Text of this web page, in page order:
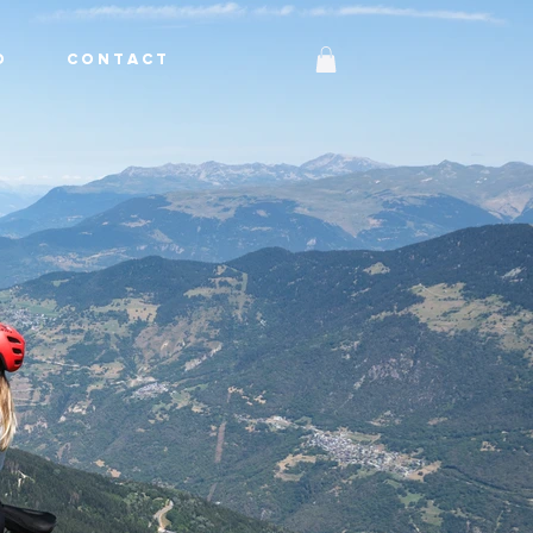
C O N T A C T